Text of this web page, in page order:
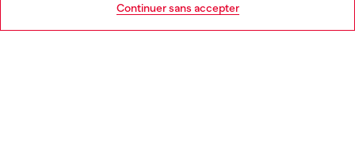
Continuer sans accepter